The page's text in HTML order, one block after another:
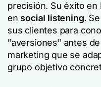
precisión. Su éxito en
en social listening.
sus clientes para
"aversiones" antes
marketing que se
grupo objetivo